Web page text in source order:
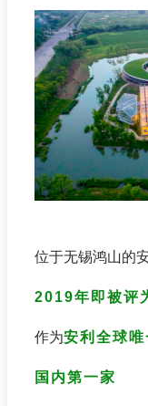
位于无锡鸿山的
2019年即被评
作为安利全球唯
国内第一家